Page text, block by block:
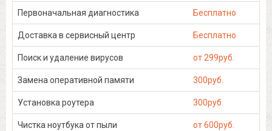
Первоначальная диагностика Бесплатно
Доставка в сервисный центр Бесплатно
Поиск и удаление вирусов от 299руб.
Замена оперативной памяти 300руб.
Установка роутера 300руб.
Чистка ноутбука от пыли от 600руб.